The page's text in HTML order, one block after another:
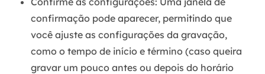
confirmação pode aparecer, permitindo que
você ajuste as configurações da gravação,
como o tempo de início e término (caso queira
gravar um pouco antes ou depois do horário